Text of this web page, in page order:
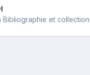
Bibliographie et